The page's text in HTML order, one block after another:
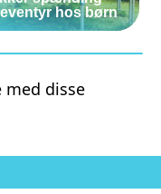
hos børn
med disse